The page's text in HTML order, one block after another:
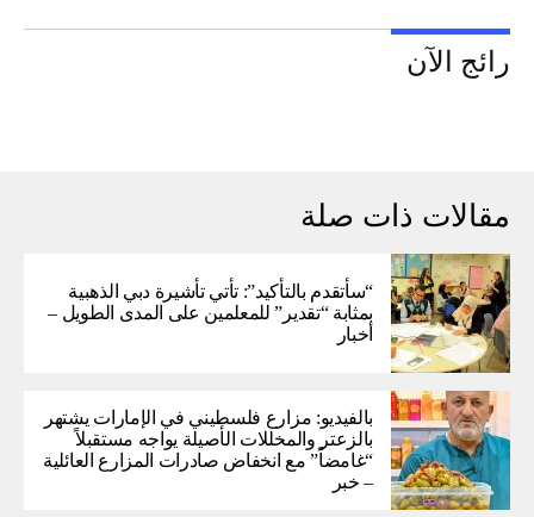
رائج الآن
مقالات ذات صلة
“سأتقدم بالتأكيد”: تأتي تأشيرة دبي الذهبية
بمثابة “تقدير” للمعلمين على المدى الطويل –
أخبار
بالفيديو: مزارع فلسطيني في الإمارات يشتهر
بالزعتر والمخللات الأصيلة يواجه مستقبلاً
“غامضاً” ​​مع انخفاض صادرات المزارع العائلية
– خبر